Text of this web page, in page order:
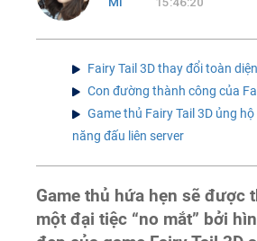
Fairy Tail 3D thay đổi toàn
Con đường thành công của
Game thủ Fairy Tail 3D ủng
năng đấu liên server
Game thủ hứa hẹn sẽ được
một đại tiệc “no mắt” bởi